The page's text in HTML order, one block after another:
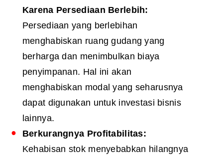
Karena Persediaan Berlebih:
Persediaan yang berlebihan
menghabiskan ruang gudang yang
berharga dan menimbulkan biaya
penyimpanan. Hal ini akan
menghabiskan modal yang seharusnya
dapat digunakan untuk investasi bisnis
lainnya.
Berkurangnya Profitabilitas:
Kehabisan stok menyebabkan hilangnya